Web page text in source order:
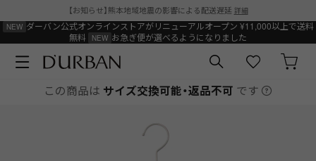
【お知らせ】熊本地域地震の影響による配送遅延 詳細
ダーバン公式オンラインストアがリニューアルオープン ¥11,000以上で送料
無料
お急ぎ便が選べるようになりました
この商品は サイズ交換可能・返品不可 です